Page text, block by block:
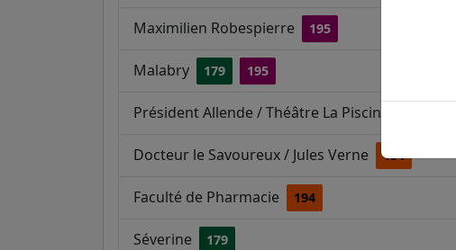
Maximilien Robespierre 195
Malabry 179 195
Président Allende / Théâtre La Piscine
Docteur le Savoureux / Jules Verne 194
Faculté de Pharmacie 194
Séverine 179